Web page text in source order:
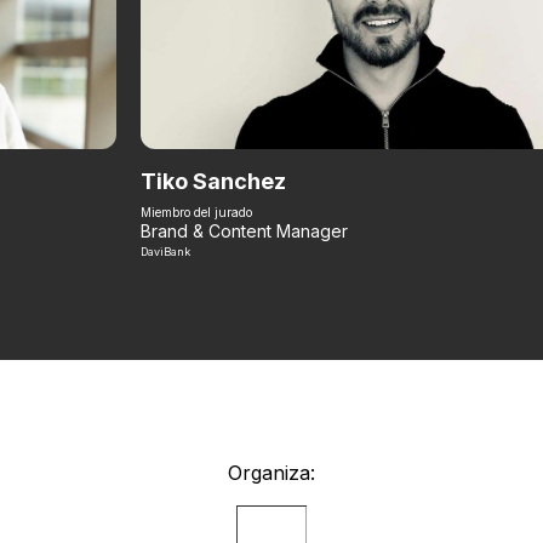
Tiko Sanchez
Miembro del jurado
Brand & Content Manager
DaviBank
Organiza: